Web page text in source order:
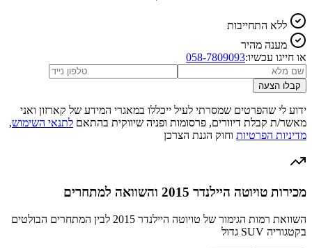
ללא התחייבות
מענה מהיר
או חייגו עכשיו:058-7809093
קבלו הצעה
ידוע לי שהפרטים שמסרתי לעיל ייכללו במאגרי המידע של קארזון ואני
מאשר/ת קבלת דיוורים, פרסומות ופניה שיווקית בהתאם לתנאי השימוש,
מדיניות הפרטיות וחוק הגנת הצרכן
מכירות טויוטה היילנדר 2015 והשוואה למתחרים
השוואת רמות הגימור של טויוטה היילנדר 2015 לבין המתחרים הבולטים
בקטגוריה SUV גדול